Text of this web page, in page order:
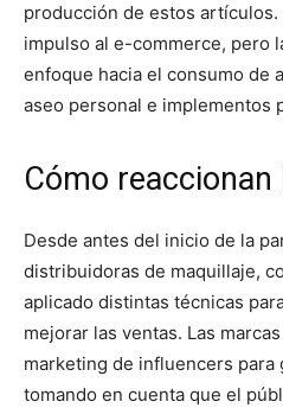
producción de estos
impulso al e-commerce, pero
enfoque hacia el consumo de
aseo personal e implementos
Cómo
Desde antes del inicio de la
distribuidoras de maquillaje,
aplicado distintas técnicas
mejorar las ventas. Las
marketing de influencers para
tomando en cuenta que el